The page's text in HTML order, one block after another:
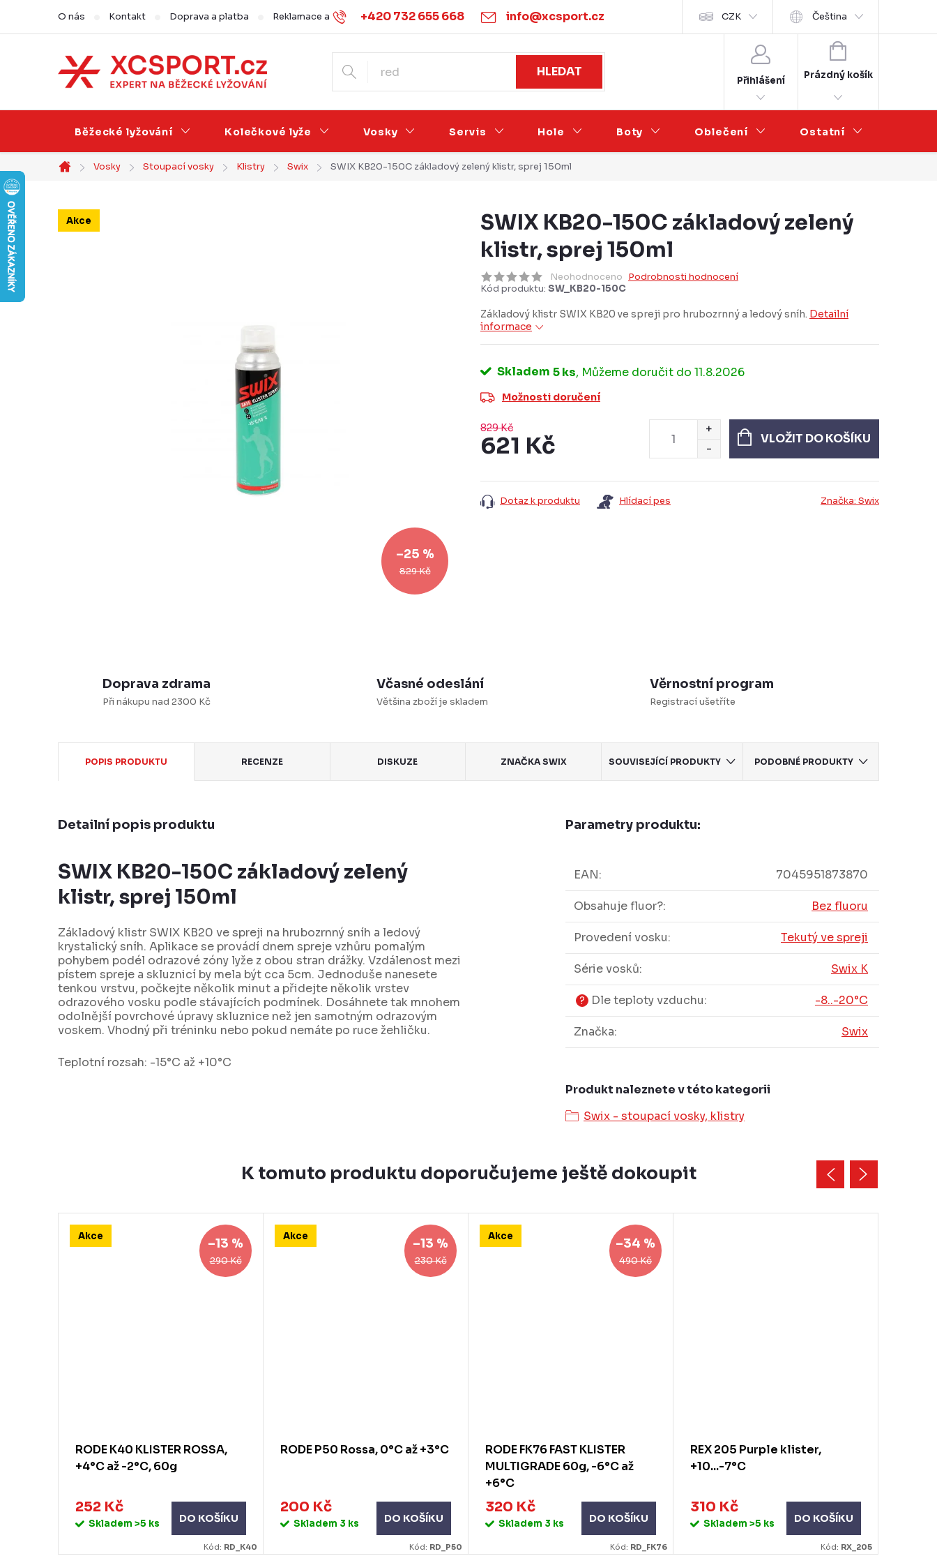
obsah
+420 732 655 668 info@xcsport.cz
O nás Kontakt Doprava a platba Reklamace a vrácení Obchodní podmínky Ochrana osobních údajů Velkoobchod CZK Čeština
HLEDAT
Přihlášení
NÁKUPNÍ
KOŠÍK
Prázdný košík
Běžecké lyžování Kolečkové lyže Vosky Servis Hole Boty Oblečení Ostatní
Domů
Vosky Stoupací vosky Klistry Swix SWIX KB20-150C základový zelený klistr, sprej 150ml
Akce
829 Kč
–25 %
SWIX KB20-150C základový zelený
klistr, sprej 150ml
Neohodnoceno Podrobnosti hodnocení
Kód produktu: SW_KB20-150C
Základový klistr SWIX KB20 ve spreji pro hrubozrnný a ledový sníh. Detailní
informace
Skladem 5 ks 11.8.2026
Možnosti doručení
829 Kč
621 Kč VLOŽIT DO KOŠÍKU
Dotaz k produktu Hlídací pes Značka: Swix
Doprava zdrama
Při nákupu nad 2300 Kč
Včasné odeslání
Většina zboží je skladem
Věrnostní program
Registrací ušetříte
POPIS PRODUKTU RECENZE DISKUZE ZNAČKASWIX SOUVISEJÍCÍ PRODUKTY PODOBNÉ PRODUKTY
Detailní popis produktu
SWIX KB20-150C základový zelený
klistr, sprej 150ml
Základový klistr SWIX KB20 ve spreji na hrubozrnný sníh a ledový
krystalický sníh. Aplikace se provádí dnem spreje vzhůru pomalým
pohybem podél odrazové zóny lyže z obou stran drážky. Vzdálenost mezi
pístem spreje a skluznicí by mela být cca 5cm. Jednoduše nanesete
tenkou vrstvu, počkejte několik minut a přidejte několik vrstev
odrazového vosku podle stávajících podmínek. Dosáhnete tak mnohem
odolnější povrchové úpravy skluznice než jen samotným odrazovým
voskem. Vhodný při tréninku nebo pokud nemáte po ruce žehličku.
Teplotní rozsah: -15°C až +10°C
Parametry produktu:
EAN: 7045951873870
Obsahuje fluor?: Bez fluoru
Provedení vosku: Tekutý ve spreji
Série vosků: Swix K
? Dle teploty vzduchu: -8..-20°C
Značka: Swix
Produkt naleznete v této kategorii
Swix - stoupací vosky, klistry
K tomuto produktu doporučujeme ještě dokoupit
Akce
290 Kč
–13 %
RODE K40 KLISTER ROSSA,
+4°C až -2°C, 60g
252 Kč
Skladem >5 ks DO KOŠÍKU
Kód: RD_K40
Akce
230 Kč
–13 %
RODE P50 Rossa, 0°C až +3°C
200 Kč
Skladem 3 ks DO KOŠÍKU
Kód: RD_P50
Akce
490 Kč
–34 %
RODE FK76 FAST KLISTER
MULTIGRADE 60g, -6°C až
+6°C
320 Kč
Skladem 3 ks DO KOŠÍKU
Kód: RD_FK76
REX 205 Purple klister,
+10...-7°C
310 Kč
Skladem >5 ks DO KOŠÍKU
Kód: RX_205